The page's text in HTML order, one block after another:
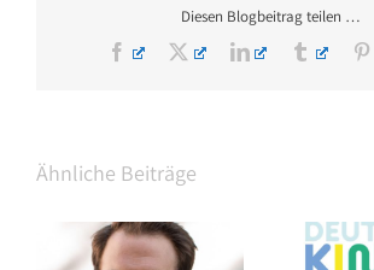
Diesen Blogbeitrag teilen …
Facebook
X LinkedInTumblr
Ähnliche Beiträge